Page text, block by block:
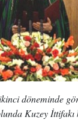
döneminde
Kuzey